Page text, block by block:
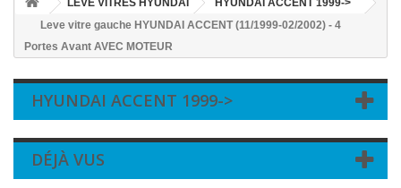
LEVE VITRES HYUNDAI
HYUNDAI ACCENT 1999->
Leve vitre gauche HYUNDAI ACCENT (11/1999-02/2002) - 4
Portes Avant AVEC MOTEUR
HYUNDAI ACCENT 1999->
DÉJÀ VUS